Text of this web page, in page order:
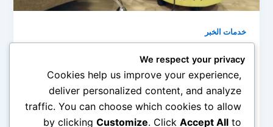
خدمات الخبر
شركة تنظيف مجالس بالخبر 0545690779
admin
/أبريل 23, 2019
لاشك في أن المجالس تحتل مكانة عظيمة في كل منزل
لذا تحرص ربات البيوت على تنسيقها وتجميلها لتكون دوماً
في […]
We respect your privacy
Cookies help us improve your experience,
deliver personalized content, and analyze
traffic. You can choose which cookies to allow
by clickingCustomize. ClickAccept All to